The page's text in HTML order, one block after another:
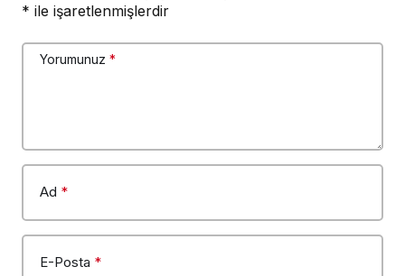
* ile işaretlenmişlerdir
Yorumunuz *
Ad *
E-Posta *